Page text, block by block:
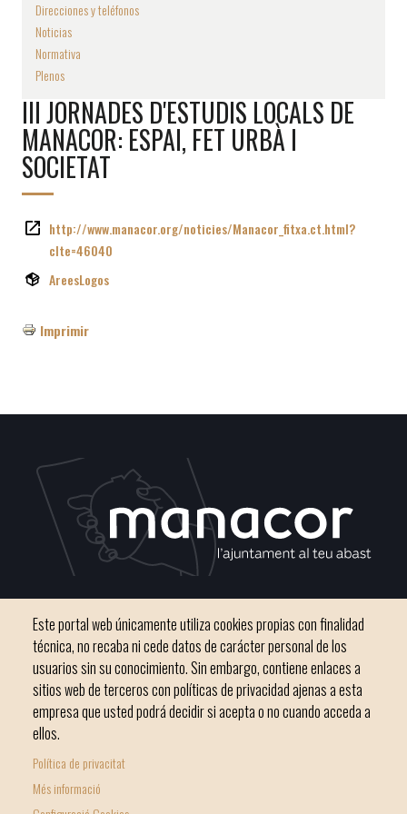
Direcciones y teléfonos
Noticias
Normativa
Plenos
III JORNADES D'ESTUDIS LOCALS DE
MANACOR: ESPAI, FET URBÀ I
SOCIETAT
http://www.manacor.org/noticies/Manacor_fitxa.ct.html?
cIte=46040
AreesLogos
Imprimir
Footer
menu
Teléfono 971 84 91 00 - CIF: P0703300D
Este portal web únicamente utiliza cookies propias con finalidad
técnica, no recaba ni cede datos de carácter personal de los
usuarios sin su conocimiento. Sin embargo, contiene enlaces a
sitios web de terceros con políticas de privacidad ajenas a esta
empresa que usted podrá decidir si acepta o no cuando acceda a
ellos.
Política de privacitat
Més informació